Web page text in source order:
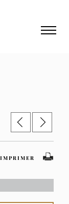
IMPRIMER